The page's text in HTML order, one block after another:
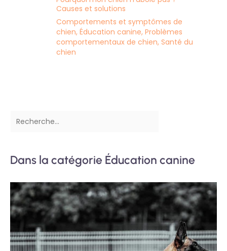
Causes et solutions
Comportements et symptômes de
chien, Éducation canine, Problèmes
comportementaux de chien, Santé du
chien
Dans la catégorie Éducation canine